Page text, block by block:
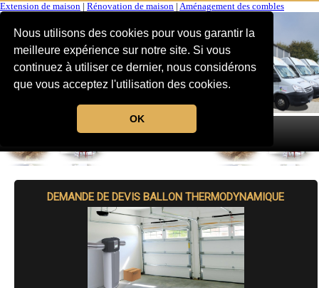
Nous utilisons des cookies pour vous garantir la
meilleure expérience sur notre site. Si vous
continuez à utiliser ce dernier, nous considérons
que vous acceptez l'utilisation des cookies.
OK
Extension de maison Rénovation de maison Aménagement des combles
MENU
DEMANDE DE DEVIS BALLON THERMODYNAMIQUE